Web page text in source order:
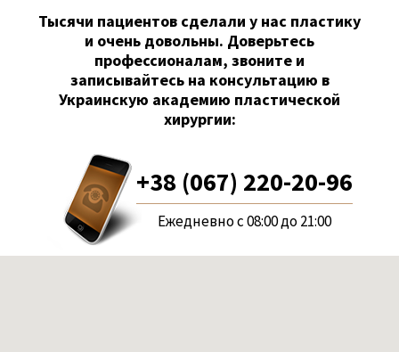
Тысячи пациентов сделали у нас пластику
и очень довольны. Доверьтесь
профессионалам, звоните и
записывайтесь на консультацию в
Украинскую академию пластической
хирургии:
+38 (067) 220-20-96
Ежедневно с 08:00 до 21:00